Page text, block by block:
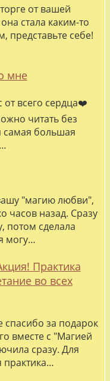
от вашей
стала каким-то
представьте себе!
мне
всего сердца❤️
читать без
самая большая
"магию любви",
часов назад. Сразу
потом сделала
могу…
Практика
во всех
спасибо за подарок
вместе с "Магией
сразу. Для
практика…